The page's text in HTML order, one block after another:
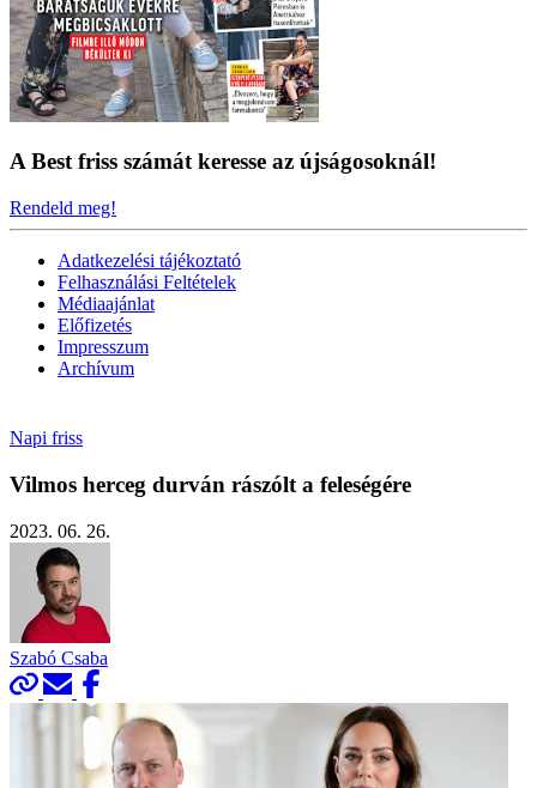
A Best friss számát keresse az újságosoknál!
Rendeld meg!
Adatkezelési tájékoztató
Felhasználási Feltételek
Médiaajánlat
Előfizetés
Impresszum
Archívum
Napi friss
Vilmos herceg durván rászólt a feleségére
2023. 06. 26.
Szabó Csaba